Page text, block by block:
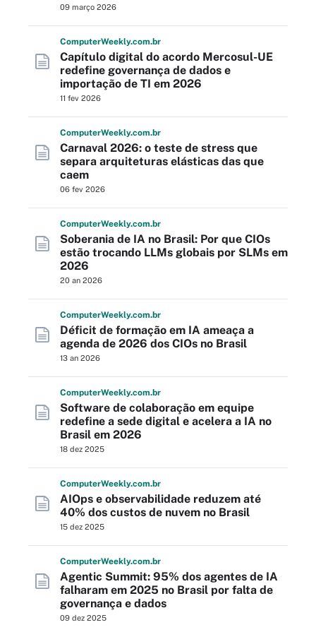
09 março 2026
ComputerWeekly.com.br
Capítulo digital do acordo Mercosul-UE
redefine governança de dados e
importação de TI em 2026
11 fev 2026
ComputerWeekly.com.br
Carnaval 2026: o teste de stress que
separa arquiteturas elásticas das que
caem
06 fev 2026
ComputerWeekly.com.br
Soberania de IA no Brasil: Por que CIOs
estão trocando LLMs globais por SLMs em
2026
20 an 2026
ComputerWeekly.com.br
Déficit de formação em IA ameaça a
agenda de 2026 dos CIOs no Brasil
13 an 2026
ComputerWeekly.com.br
Software de colaboração em equipe
redefine a sede digital e acelera a IA no
Brasil em 2026
18 dez 2025
ComputerWeekly.com.br
AIOps e observabilidade reduzem até
40% dos custos de nuvem no Brasil
15 dez 2025
ComputerWeekly.com.br
Agentic Summit: 95% dos agentes de IA
falharam em 2025 no Brasil por falta de
governança e dados
09 dez 2025